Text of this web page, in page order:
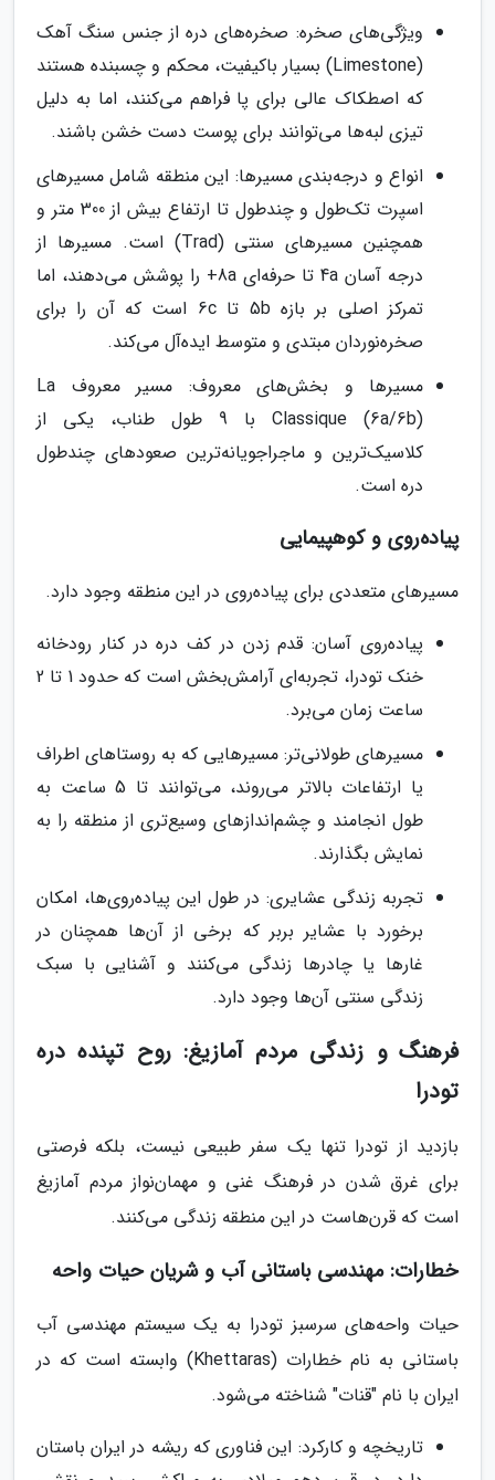
ویژگی‌های صخره: صخره‌های دره از جنس سنگ آهک
(Limestone) بسیار باکیفیت، محکم و چسبنده هستند
که اصطکاک عالی برای پا فراهم می‌کنند، اما به دلیل
تیزی لبه‌ها می‌توانند برای پوست دست خشن باشند.
انواع و درجه‌بندی مسیرها: این منطقه شامل مسیرهای
اسپرت تک‌طول و چندطول تا ارتفاع بیش از 300 متر و
همچنین مسیرهای سنتی (Trad) است. مسیرها از
درجه آسان 4a تا حرفه‌ای 8a+ را پوشش می‌دهند، اما
تمرکز اصلی بر بازه 5b تا 6c است که آن را برای
صخره‌نوردان مبتدی و متوسط ایده‌آل می‌کند.
مسیرها و بخش‌های معروف: مسیر معروف La
Classique (6a/6b) با 9 طول طناب، یکی از
کلاسیک‌ترین و ماجراجویانه‌ترین صعودهای چندطول
دره است.
پیاده‌روی و کوهپیمایی
مسیرهای متعددی برای پیاده‌روی در این منطقه وجود دارد.
پیاده‌روی آسان: قدم زدن در کف دره در کنار رودخانه
خنک تودرا، تجربه‌ای آرامش‌بخش است که حدود 1 تا 2
ساعت زمان می‌برد.
مسیرهای طولانی‌تر: مسیرهایی که به روستاهای اطراف
یا ارتفاعات بالاتر می‌روند، می‌توانند تا 5 ساعت به
طول انجامند و چشم‌اندازهای وسیع‌تری از منطقه را به
نمایش بگذارند.
تجربه زندگی عشایری: در طول این پیاده‌روی‌ها، امکان
برخورد با عشایر بربر که برخی از آن‌ها همچنان در
غارها یا چادرها زندگی می‌کنند و آشنایی با سبک
زندگی سنتی آن‌ها وجود دارد.
فرهنگ و زندگی مردم آمازیغ: روح تپنده دره
تودرا
بازدید از تودرا تنها یک سفر طبیعی نیست، بلکه فرصتی
برای غرق شدن در فرهنگ غنی و مهمان‌نواز مردم آمازیغ
است که قرن‌هاست در این منطقه زندگی می‌کنند.
خطارات: مهندسی باستانی آب و شریان حیات واحه
حیات واحه‌های سرسبز تودرا به یک سیستم مهندسی آب
باستانی به نام خطارات (Khettaras) وابسته است که در
ایران با نام "قنات" شناخته می‌شود.
تاریخچه و کارکرد: این فناوری که ریشه در ایران باستان